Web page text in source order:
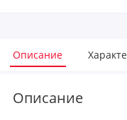
Описание
Описание